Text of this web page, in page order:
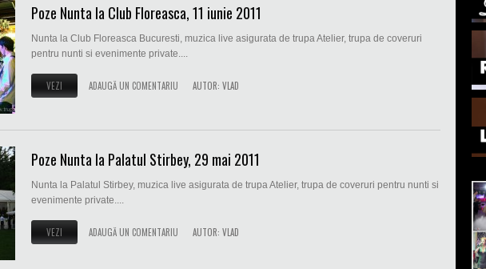
Poze Nunta la Club Floreasca, 11 iunie 2011
Nunta la Club Floreasca Bucuresti, muzica live asigurata de trupa Atelier, trupa de coveruri
pentru nunti si evenimente private....
VEZI ADAUGĂ UN COMENTARIU AUTOR: VLAD
Poze Nunta la Palatul Stirbey, 29 mai 2011
Nunta la Palatul Stirbey, muzica live asigurata de trupa Atelier, trupa de coveruri pentru nunti si
evenimente private....
VEZI ADAUGĂ UN COMENTARIU AUTOR: VLAD